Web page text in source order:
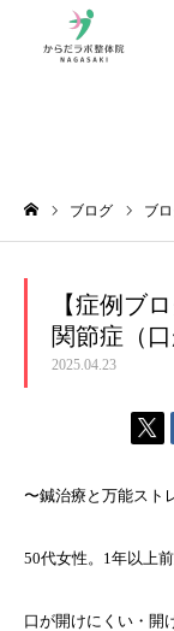
ブログ ブ
【症例ブ
関節症（
2025.04.23
〜鍼治療と万能スト
50代女性。1年以上
口が開けにくい・開